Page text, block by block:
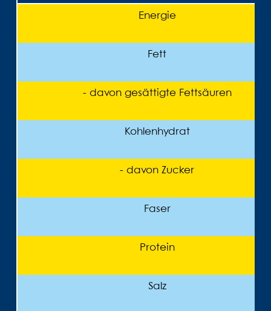
Energie
Fett
- davon gesättigte Fettsäuren
Kohlenhydrat
- davon Zucker
Faser
Protein
Salz